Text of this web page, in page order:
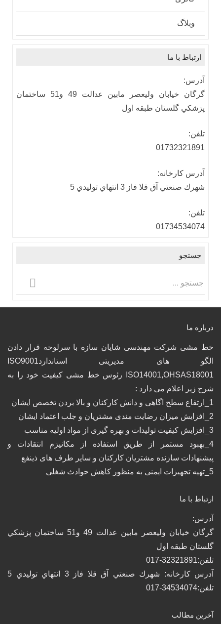
وبلاگ
ارتباط با ما
آدرس:
گرگان خيابان وليعصر مابين عدالت 49 و51 ساختمان
پزشكي گلستان طبقه اول
تلفن:
01732321891
آدرس كارخانه:
شهرك صنعتي آق قلا فاز 3 انتهاي توليدي 5
تلفن:
01734534074
جستجو
درباره ما
خط مشی شرکت مهندسی شایان سازه با سرلوحه قرار دادن
الگو های مدیریتی استانداردISO9001
ISO14001,OHSAS18001 رئوس خط مشی کیفیت خود را به
شرح زیر اعلام می دارد :
1_ارتقاع سطح اگاهی و دانش کارکنان و بالا بردن تخصص ایشان
2_افزایش میزان رضایت مندی مشتریان و جلب اعتماد ایشان
3_افزایش کیفیت تولیدات و بهره گیری از مواد اولیه مناسب
4_بهبود مستمر از طریق استفاده از مکانیزم انتقادات و
پیشنهادات سازنده مشتریان کارکنان و سایر طرف های ذینفع
5_تهیه تجهیزات ایمنی به منظور کاهش حوادث شغلی
ارتباط با ما
آدرس:
گرگان خيابان وليعصر مابين عدالت 49 و51 ساختمان پزشكي
گلستان طبقه اول
تلفن:32321891-017
آدرس كارخانه: شهرك صنعتي آق قلا فاز 3 انتهاي توليدي 5
تلفن:34534074-017
آخرین مطالب